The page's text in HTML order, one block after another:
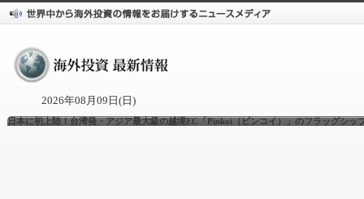
2026年08月09日(日)
日本に初上陸！台湾発・アジア最大級の越境EC「Pinkoi（ピンコイ）」のフラッグシッ